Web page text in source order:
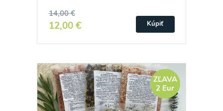
14,00 €
12,00 € Kúpiť
ZĽAVA
2 Eur